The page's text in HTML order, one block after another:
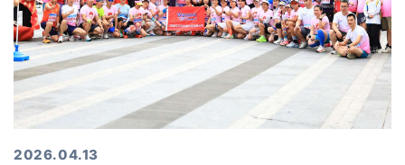
2026.04.13